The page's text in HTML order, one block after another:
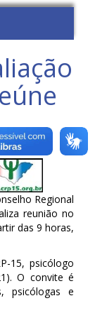
Regional
reunião no
das 9 horas,
15, psicólogo
O convite é
psicólogas e